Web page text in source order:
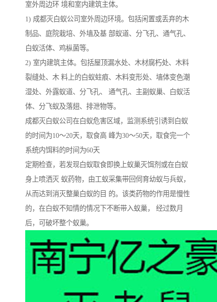
室外周边环 境和室内建筑主体。
1) 成都灭白蚁公司室外周边环境。包括闲置或丢弃的木
制品、庭院栽培、外墙及基 部蚁道、分飞孔、通气孔、
白蚁活体、鸡枞菌等。
2) 室内建筑主体。包括屋顶漏水处、木材腐朽处、木料
裂缝处、木 料上的白蚁蛀痕、木料变形处、墙体变色潮
湿处、外露蚁道、分飞孔、 通气孔、主副蚁巢、白蚁活
体、分飞蚁及落翅、排泄物等。
成都灭白蚁公司在白蚁危害区域，监测系统引诱到白蚁
的时间为10～20天，取食高 峰为30～50天，取食完一个
系统内饵料的时间为60天
定期检查，若发现白蚁取食即换上蚁巢灭饵剂或在白蚁
身上喷洒灭 蚁药物，由工蚁采集带回伺育幼蚁与兵蚁，
从而达到消灭整巢白蚁的目 的。该类药物的作用是慢性
的，在白蚁不知情的情况下不断带入蚁巢， 经过数月
后，可破坏整个蚁巢。